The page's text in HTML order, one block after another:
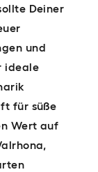
Deiner
und
ideale
für süße
Wert auf